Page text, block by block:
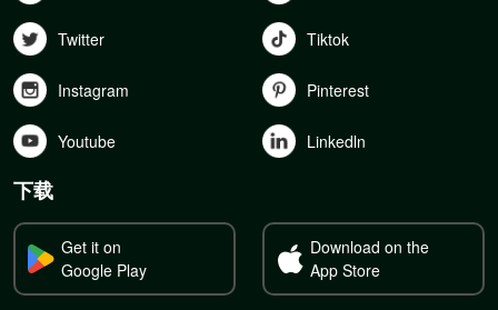
Twitter Tiktok
Instagram Pinterest
Youtube Linkedln
下载
Get it on
Google Play
Download on the
App Store